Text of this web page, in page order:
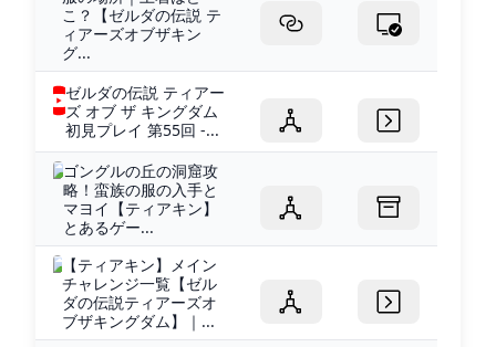
こ？【ゼルダの伝説 テ
ィアーズオブザキン
グ...
ゼルダの伝説 ティアー
ズ オブ ザ キングダム
初見プレイ 第55回 -...
ゴングルの丘の洞窟攻
略！蛮族の服の入手と
マヨイ【ティアキン】
とあるゲー...
【ティアキン】メイン
チャレンジ一覧【ゼル
ダの伝説ティアーズオ
ブザキングダム】｜...